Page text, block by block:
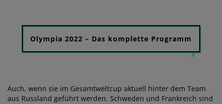
Olympia 2022 – Das komplette Programm
Auch, wenn sie im Gesamtweltcup aktuell hinter dem Team
aus Russland geführt werden. Schweden und Frankreich sind